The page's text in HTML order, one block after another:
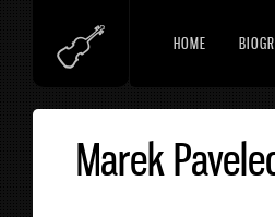
HOME
Marek